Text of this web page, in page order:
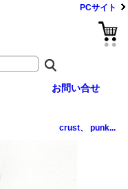
PCサイト
お問い合せ
crust、 punk...